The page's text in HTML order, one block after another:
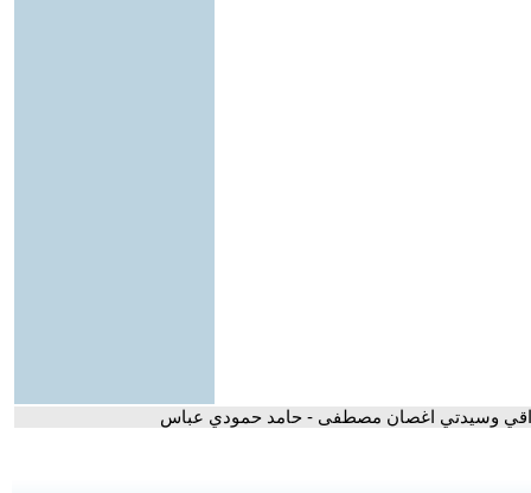
وسيدتي اغصان مصطفى - حامد حمودي عباس